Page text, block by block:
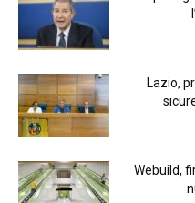
Lazio,
Webuild,